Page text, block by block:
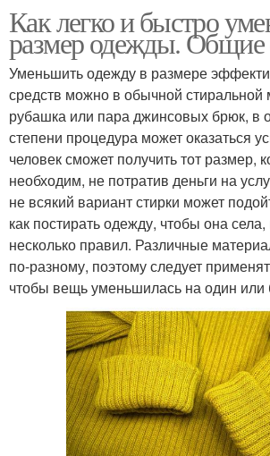
Как легко и быстро
размер одежды. Общие
Уменьшить одежду в размере
средств можно в обычной стиральной
рубашка или пара джинсовых брюк, в
степени процедура может оказаться
человек сможет получить тот размер,
необходим, не потратив деньги на
не всякий вариант стирки может
как постирать одежду, чтобы она
несколько правил. Различные
по-разному, поэтому следует
чтобы вещь уменьшилась на один или